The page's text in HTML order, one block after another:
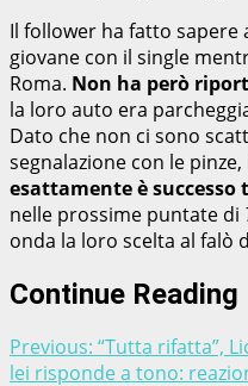
Il follower ha fatto sapere
giovane con il single
Roma. Non ha però
la loro auto era
Dato che non ci sono
segnalazione con le pinze,
esattamente è successo
nelle prossime puntate di
onda la loro scelta al falò
Continue Reading
Previous: “Tutta rifatta”,
lei risponde a tono: